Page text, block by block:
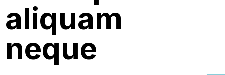
aliquam
neque